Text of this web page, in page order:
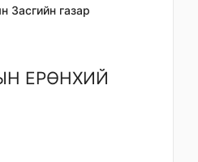
Засгийн газар
ЕРӨНХИЙ